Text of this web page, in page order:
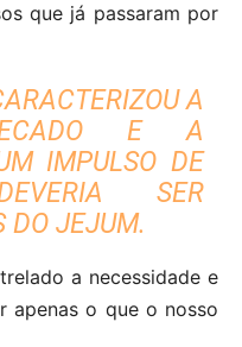
que já passaram por
A
E A
IMPULSO DE
SER
DO JEJUM.
a necessidade e
apenas o que o nosso